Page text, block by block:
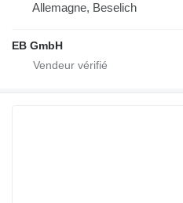
Allemagne, Beselich
EB GmbH